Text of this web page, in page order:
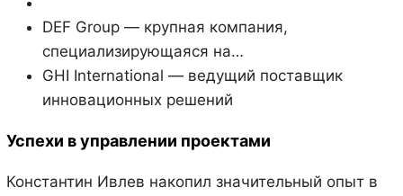
DEF Group — крупная компания,
специализирующаяся на…
GHI International — ведущий поставщик
инновационных решений
Успехи в управлении проектами
Константин Ивлев накопил значительный опыт в